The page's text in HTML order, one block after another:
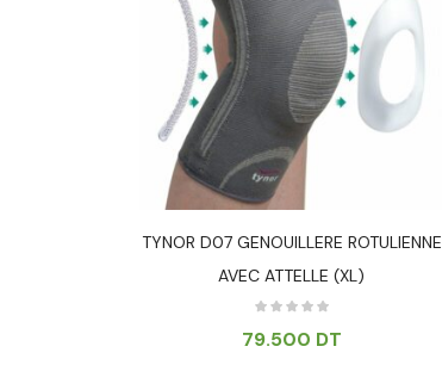
TYNOR D07 GENOUILLERE ROTULIENNE
AVEC ATTELLE (XL)
79.500 DT